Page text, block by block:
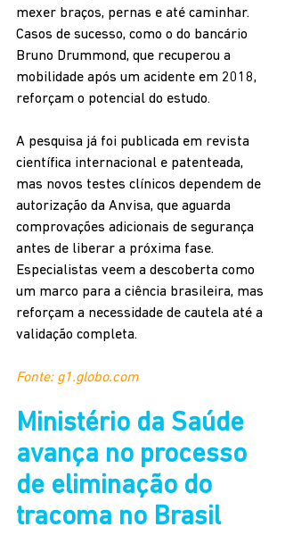
mexer braços, pernas e até caminhar.
Casos de sucesso, como o do bancário
Bruno Drummond, que recuperou a
mobilidade após um acidente em 2018,
reforçam o potencial do estudo.
A pesquisa já foi publicada em revista
científica internacional e patenteada,
mas novos testes clínicos dependem de
autorização da Anvisa, que aguarda
comprovações adicionais de segurança
antes de liberar a próxima fase.
Especialistas veem a descoberta como
um marco para a ciência brasileira, mas
reforçam a necessidade de cautela até a
validação completa.
Fonte: g1.globo.com
Ministério da Saúde
avança no processo
de eliminação do
tracoma no Brasil